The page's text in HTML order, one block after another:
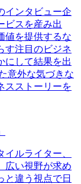
インタビュー企
ビスを産み出
値を提供するな
す注目のビジネ
にして結果を出
意外な気づきな
スストーリーを
ルライター、
広い視野が求め
と違う視点で日